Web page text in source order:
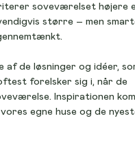
og tips
soveværelset højere
større – men
af de løsninger og idéer,
forelsker sig i, når de
Inspirationen
egne huse og de